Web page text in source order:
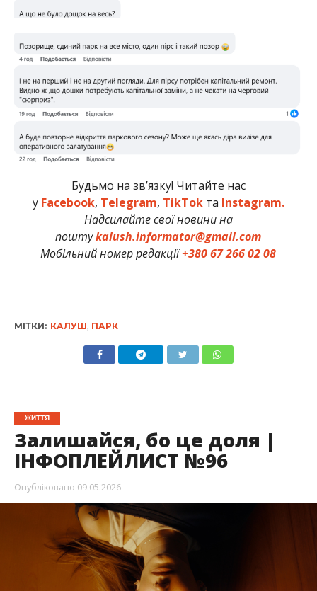
Будьмо на зв’язку! Читайте нас
у Facebook, Telegram, TikTokта Instagram.
Надсилайте свої новини на
поштуkalush.informator@gmail.com
Мобільний номер редакції+380 67 266 02 08
МІТКИ: КАЛУШ, ПАРК
ЖИТТЯ
Залишайся, бо це доля |
ІНФОПЛЕЙЛИСТ №96
Опубліковано 09.05.2026